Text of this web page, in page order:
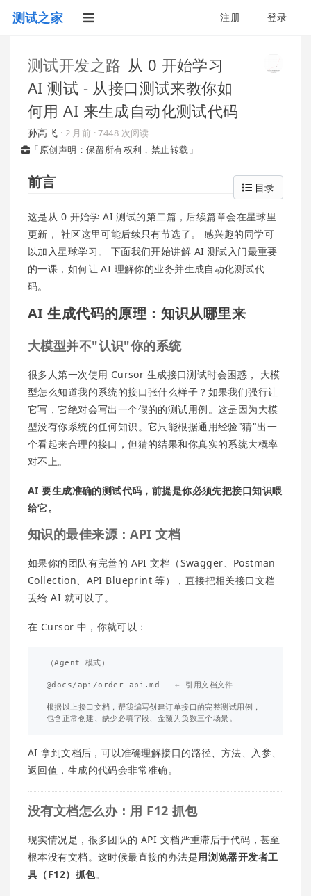
测试之家 注册 登录
测试开发之路 从 0 开始学习
AI 测试 - 从接口测试来教你如
何用 AI 来生成自动化测试代码
孙高飞 · 2 月前 · 7448 次阅读
「原创声明：保留所有权利，禁止转载」
目录
前言
这是从 0 开始学 AI 测试的第二篇，后续篇章会在星球里
更新， 社区这里可能后续只有节选了。 感兴趣的同学可
以加入星球学习。 下面我们开始讲解 AI 测试入门最重要
的一课，如何让 AI 理解你的业务并生成自动化测试代
码。
AI 生成代码的原理：知识从哪里来
大模型并不"认识"你的系统
很多人第一次使用 Cursor 生成接口测试时会困惑， 大模
型怎么知道我的系统的接口张什么样子？如果我们强行让
它写，它绝对会写出一个假的的测试用例。这是因为大模
型没有你系统的任何知识。它只能根据通用经验"猜"出一
个看起来合理的接口，但猜的结果和你真实的系统大概率
对不上。
AI 要生成准确的测试代码，前提是你必须先把接口知识喂
给它。
知识的最佳来源：API 文档
如果你的团队有完善的 API 文档（Swagger、Postman
Collection、API Blueprint 等），直接把相关接口文档
丢给 AI 就可以了。
在 Cursor 中，你就可以：
（Agent 模式）
@docs/api/order-api.md   ← 引用文档文件
根据以上接口文档，帮我编写创建订单接口的完整测试用例，
AI 拿到文档后，可以准确理解接口的路径、方法、入参、
返回值，生成的代码会非常准确。
没有文档怎么办：用 F12 抓包
现实情况是，很多团队的 API 文档严重滞后于代码，甚至
根本没有文档。这时候最直接的办法是用浏览器开发者工
具（F12）抓包。